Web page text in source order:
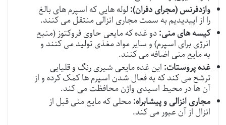
وازدفرنس (مجرای دفران):لوله هایی که اسپرم های بالغ
را از اپیدیدیم به سمت مجاری انزالی منتقل می کنند.
کیسه های منی:دو غده که مایعی حاوی فروکتوز (منبع
انرژی برای اسپرم) و سایر مواد مغذی تولید می کنند و
به مایع منی اضافه می کنند.
غده پروستات: این غده مایعی شیری رنگ و قلیایی
ترشح می کند که به فعال شدن اسپرم ها کمک کرده و از
آن ها در محیط اسیدی واژن محافظت می کند.
مجاری انزالی و پیشابراه:محلی که مایع منی قبل از
انزال از آن عبور می کند.